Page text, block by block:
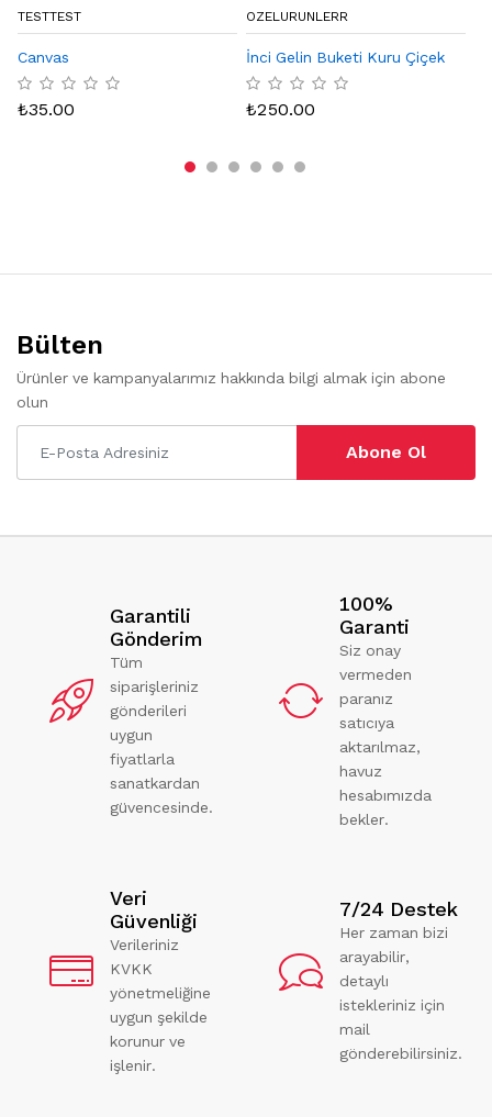
TESTTEST
Canvas
₺35.00
OZELURUNLERR
İnci Gelin Buketi Kuru Çiçek
₺250.00
Bülten
Ürünler ve kampanyalarımız hakkında bilgi almak için abone
olun
Abone Ol
Garantili
Gönderim
Tüm
siparişleriniz
gönderileri
uygun
fiyatlarla
sanatkardan
güvencesinde.
100%
Garanti
Siz onay
vermeden
paranız
satıcıya
aktarılmaz,
havuz
hesabımızda
bekler.
Veri
Güvenliği
Verileriniz
KVKK
yönetmeliğine
uygun şekilde
korunur ve
işlenir.
7/24 Destek
Her zaman bizi
arayabilir,
detaylı
istekleriniz için
mail
gönderebilirsiniz.